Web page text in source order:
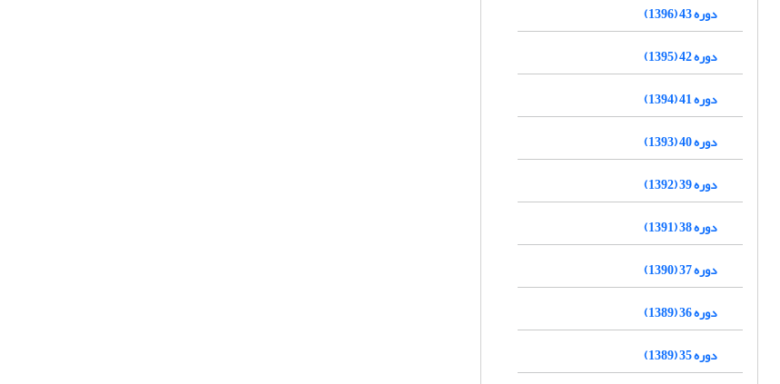
دوره 43 (1396)
دوره 42 (1395)
دوره 41 (1394)
دوره 40 (1393)
دوره 39 (1392)
دوره 38 (1391)
دوره 37 (1390)
دوره 36 (1389)
دوره 35 (1389)